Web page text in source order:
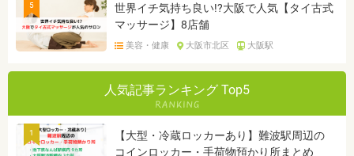
5
世界イチ気持ち良い!?大阪で人気【タイ古式
マッサージ】8店舗
美容・健康 大阪市北区 大阪駅
人気記事ランキング Top5
1
【大型・冷蔵ロッカーあり】難波駅周辺の
コインロッカー・手荷物預かり所まとめ